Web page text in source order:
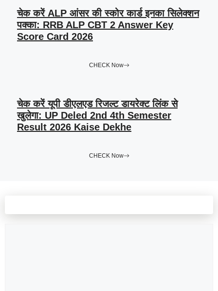
चेक करें ALP आंसर की स्कोर कार्ड इनका सिलेक्शन
पक्का: RRB ALP CBT 2 Answer Key
Score Card 2026
CHECK Now
चेक करें यूपी डीएलएड रिजल्ट डायरेक्ट लिंक से
खुलेगा: UP Deled 2nd 4th Semester
Result 2026 Kaise Dekhe
CHECK Now